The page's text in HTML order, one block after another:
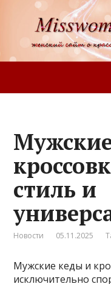
стиль и
Новости 05.11.2025
Мужские кеды и
исключительно